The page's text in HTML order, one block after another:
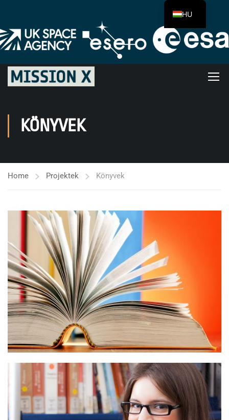
KÖNYVEK
Home Projektek Könyvek
HU